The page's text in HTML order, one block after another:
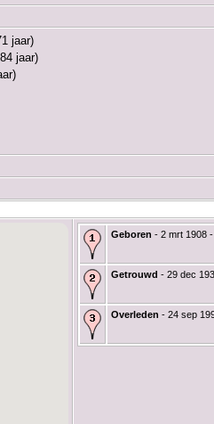
jaar)
jaar)
Geboren - 2 mrt 1908
Getrouwd - 29 dec
Overleden - 24 sep